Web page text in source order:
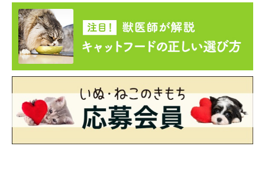
ねこのきもち投稿写真ギャラリー
こちらはソファの上で“のび”をするMIXのねねちゃん。
後ろ足がとても気持ちよさそうに伸びているのがわかります。た
しかにこの後ろ姿を見ると、スポーツ選手のように手や足を無駄
なく伸ばしている様子から、狩り前提の“のび”をしているという
のも納得がいきますね！